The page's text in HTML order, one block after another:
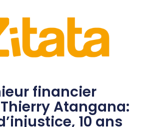
financier
Atangana:
10 ans